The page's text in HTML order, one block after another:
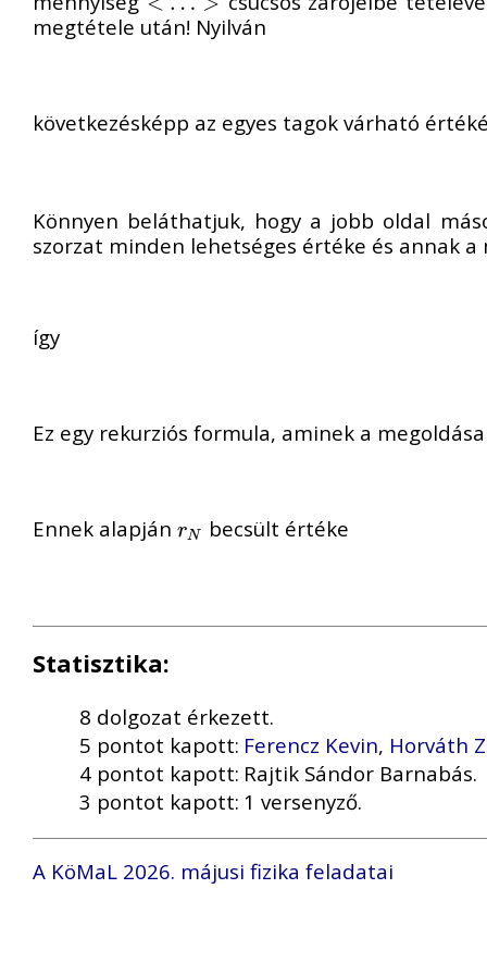
megtétele után! Nyilván
következésképp az egyes tagok várható
Könnyen beláthatjuk, hogy a jobb oldal
szorzat minden lehetséges értéke és annak
így
Ez egy rekurziós formula, aminek a megoldása
Ennek alapján rN
rN becsült értéke
Statisztika:
8 dolgozat érkezett.
5 pontot kapott: Ferencz Kevin, Horváth
4 pontot kapott: Rajtik Sándor Barnabás.
3 pontot kapott: 1 versenyző.
A KöMaL 2026. májusi fizika feladatai